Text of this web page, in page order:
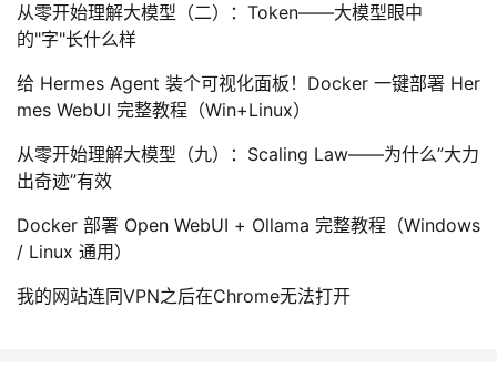
从零开始理解大模型（二）：Token——大模型眼中
的"字"长什么样
给 Hermes Agent 装个可视化面板！Docker 一键部署 Her
mes WebUI 完整教程（Win+Linux）
从零开始理解大模型（九）：Scaling Law——为什么”大力
出奇迹”有效
Docker 部署 Open WebUI + Ollama 完整教程（Windows
/ Linux 通用）
我的网站连同VPN之后在Chrome无法打开